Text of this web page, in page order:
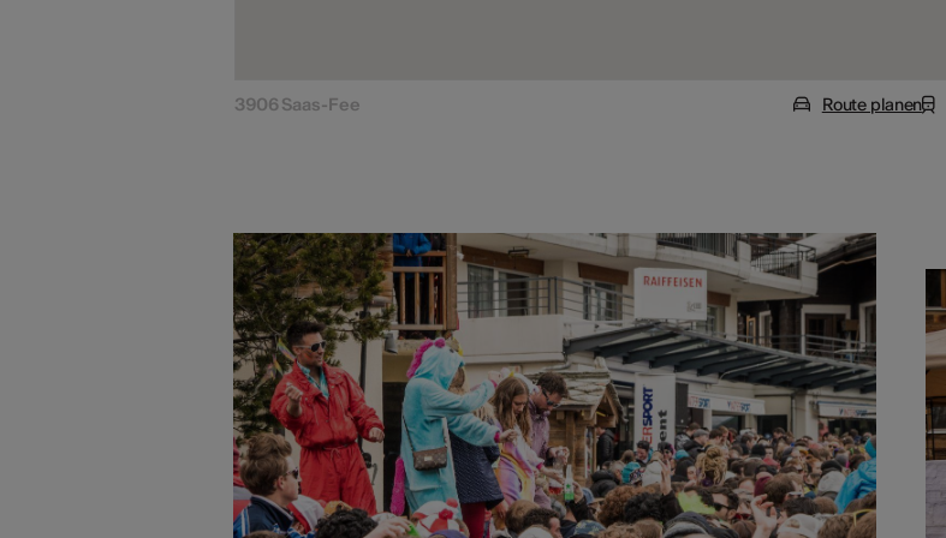
3906 Saas-Fee Route planen